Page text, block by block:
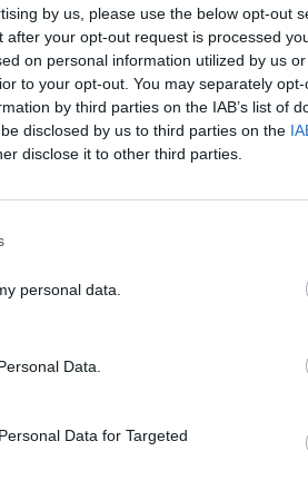
by us, please use the below opt-out
your opt-out request is processed
on personal information utilized by us
to your opt-out. You may separately
by third parties on the IAB’s list of
disclosed by us to third parties on the
disclose it to other third parties.
personal data.
Data.
Data for Targeted